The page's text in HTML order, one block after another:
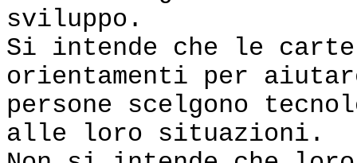
sviluppo.
Si intende che le carte
orientamenti per
persone scelgono
alle loro situazioni.